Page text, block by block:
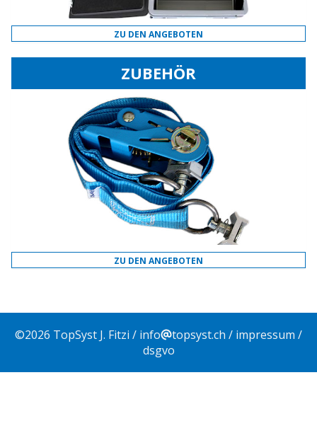
ZU DEN ANGEBOTEN
ZUBEHÖR
ZU DEN ANGEBOTEN
©2026 TopSyst J. Fitzi / info topsyst.ch / impressum /
dsgvo